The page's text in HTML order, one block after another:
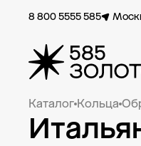
8 800 5555 585
Каталог Кольца